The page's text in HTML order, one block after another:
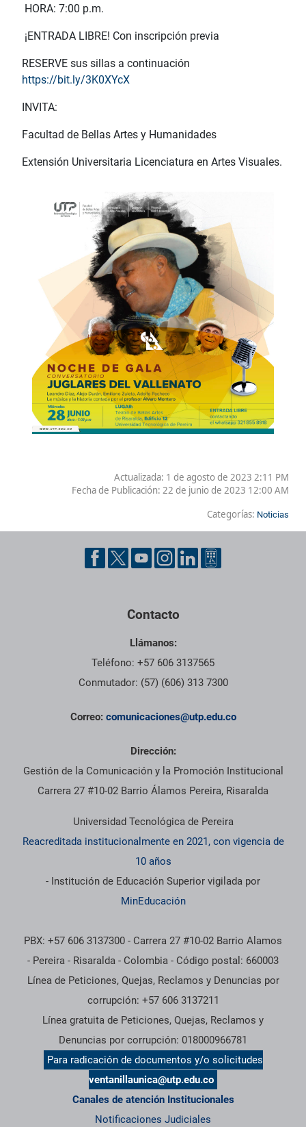
HORA: 7:00 p.m.
¡ENTRADA LIBRE! Con inscripción previa
RESERVE sus sillas a continuación
https://bit.ly/3K0XYcX
INVITA:
Facultad de Bellas Artes y Humanidades
Extensión Universitaria Licenciatura en Artes Visuales.
Actualizada: 1 de agosto de 2023 2:11 PM
Fecha de Publicación: 22 de junio de 2023 12:00 AM
Categorías: Noticias
Contacto
Llámanos:
Teléfono: +57 606 3137565
Conmutador: (57) (606) 313 7300
Correo: comunicaciones@utp.edu.co
Dirección:
Gestión de la Comunicación y la Promoción Institucional
Carrera 27 #10-02 Barrio Álamos Pereira, Risaralda
Universidad Tecnológica de Pereira
Reacreditada institucionalmente en 2021, con vigencia de
10 años
- Institución de Educación Superior vigilada por
MinEducación
PBX: +57 606 3137300 - Carrera 27 #10-02 Barrio Alamos
- Pereira - Risaralda - Colombia - Código postal: 660003
Línea de Peticiones, Quejas, Reclamos y Denuncias por
corrupción: +57 606 3137211
Línea gratuita de Peticiones, Quejas, Reclamos y
Denuncias por corrupción: 018000966781
Para radicación de documentos y/o solicitudes
ventanillaunica@utp.edu.co
Canales de atención Institucionales
Notificaciones Judiciales